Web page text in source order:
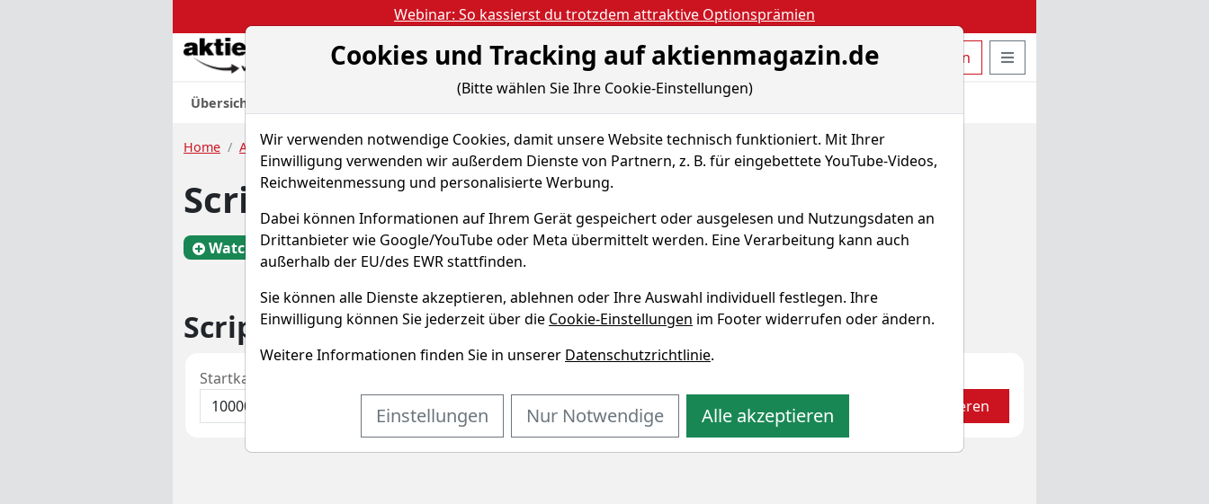
Webinar: So kassierst du trotzdem attraktive Optionsprämien
Aktien Nachrichten Magazine Aktien- und Artikelsuche öffnen
Gratis Account Bestellen Login Seitennavigation öffnen
Übersicht
Home Aktien Scripps Co. Sparplan-Simulator
Scripps Aktie
Watchlist SSP WKN A0Q50J
Scripps Sparplan-Simulator
Startkapital
Aktualisieren
Cookies und Tracking auf aktienmagazin.de
(Bitte wählen Sie Ihre Cookie-Einstellungen)
Wir verwenden notwendige Cookies, damit unsere Website technisch funktioniert. Mit Ihrer
Einwilligung verwenden wir außerdem Dienste von Partnern, z. B. für eingebettete YouTube-Videos,
Reichweitenmessung und personalisierte Werbung.
Dabei können Informationen auf Ihrem Gerät gespeichert oder ausgelesen und Nutzungsdaten an
Drittanbieter wie Google/YouTube oder Meta übermittelt werden. Eine Verarbeitung kann auch
außerhalb der EU/des EWR stattfinden.
Sie können alle Dienste akzeptieren, ablehnen oder Ihre Auswahl individuell festlegen. Ihre
Einwilligung können Sie jederzeit über die Cookie-Einstellungen im Footer widerrufen oder ändern.
Weitere Informationen finden Sie in unserer Datenschutzrichtlinie.
Einstellungen Nur Notwendige Alle akzeptieren